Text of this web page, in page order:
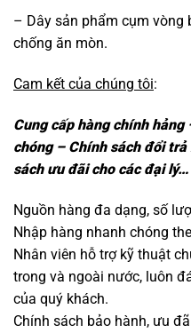
– Dây sản phẩm cụm vòng
chống ăn mòn.
Cam kết của chúng tôi:
Cung cấp hàng chính
chóng – Chính sách đổi
sách ưu đãi cho các đại lý…
Nguồn hàng đa dạng, số
Nhập hàng nhanh chóng
Nhân viên hỗ trợ kỹ thuật
trong và ngoài nước, luôn
của quý khách.
Chính sách bảo hành, ưu